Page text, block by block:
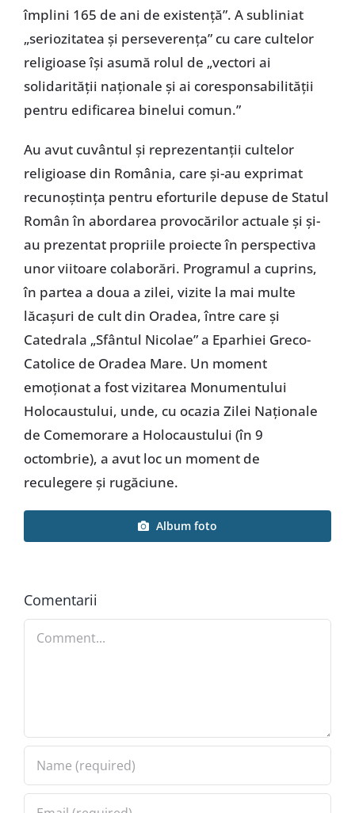
împlini 165 de ani de existență”. A subliniat
„seriozitatea și perseverența” cu care cultelor
religioase își asumă rolul de „vectori ai
solidarității naționale și ai coresponsabilității
pentru edificarea binelui comun.”
Au avut cuvântul și reprezentanții cultelor
religioase din România, care și-au exprimat
recunoștința pentru eforturile depuse de Statul
Român în abordarea provocărilor actuale și și-
au prezentat propriile proiecte în perspectiva
unor viitoare colaborări. Programul a cuprins,
în partea a doua a zilei, vizite la mai multe
lăcașuri de cult din Oradea, între care și
Catedrala „Sfântul Nicolae” a Eparhiei Greco-
Catolice de Oradea Mare. Un moment
emoționat a fost vizitarea Monumentului
Holocaustului, unde, cu ocazia Zilei Naționale
de Comemorare a Holocaustului (în 9
octombrie), a avut loc un moment de
reculegere și rugăciune.
Album foto
Comentarii
Comment